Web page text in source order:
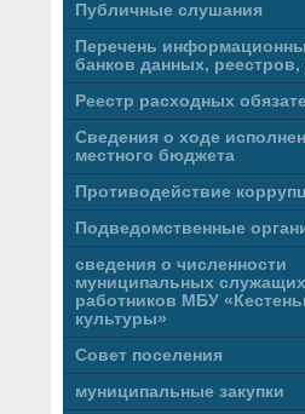
Публичные слушания
Перечень
банков данных, реестров,
Реестр расходных
Сведения о ходе
местного бюджета
Противодействие
Подведомственные
сведения о численности
муниципальных
работников МБУ
культуры»
Совет поселения
муниципальные закупки